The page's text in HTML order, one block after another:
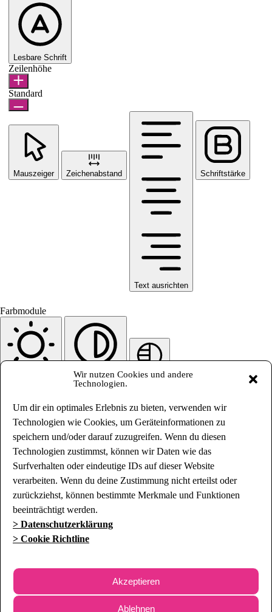
Wir nutzen Cookies und andere
Technologien.
Um dir ein optimales Erlebnis zu bieten, verwenden wir
Technologien wie Cookies, um Geräteinformationen zu
speichern und/oder darauf zuzugreifen. Wenn du diesen
Technologien zustimmst, können wir Daten wie das
Surfverhalten oder eindeutige IDs auf dieser Website
verarbeiten. Wenn du deine Zustimmung nicht erteilst oder
zurückziehst, können bestimmte Merkmale und Funktionen
beeinträchtigt werden.
> Datenschutzerklärung
> Cookie Richtline
Akzeptieren
Ablehnen
Lesbare Schrift
Zeilenhöhe
Standard
Mauszeiger Zeichenabstand
Text ausrichten
Schriftstärke
Farbmodule
Hoher Kontrast Einfarbig
Orientierungsmodule
Leselinie Leseansicht Bilder ausblenden Inhalt hervorheben
Skip To Content